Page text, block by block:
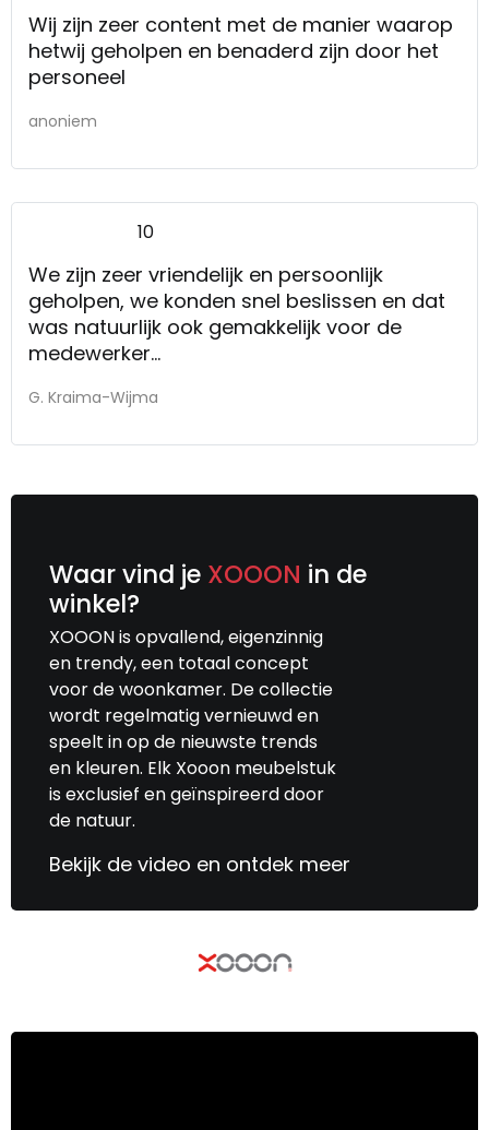
Wij zijn zeer content met de manier waarop
hetwij geholpen en benaderd zijn door het
personeel
anoniem
10
We zijn zeer vriendelijk en persoonlijk
geholpen, we konden snel beslissen en dat
was natuurlijk ook gemakkelijk voor de
medewerker
viel ons meteen op.
G. Kraima-Wijma
Waar vind je XOOON in de
winkel?
XOOON is opvallend, eigenzinnig
en trendy, een totaal concept
voor de woonkamer. De collectie
wordt regelmatig vernieuwd en
speelt in op de nieuwste trends
en kleuren. Elk Xooon meubelstuk
is exclusief en geïnspireerd door
de natuur.
Bekijk de video en ontdek meer